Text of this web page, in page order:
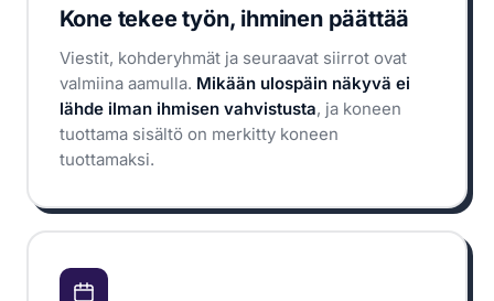
Kone tekee työn, ihminen päättää
Viestit, kohderyhmät ja seuraavat siirrot ovat
valmiina aamulla. Mikään ulospäin näkyvä ei
lähde ilman ihmisen vahvistusta, ja koneen
tuottama sisältö on merkitty koneen
tuottamaksi.